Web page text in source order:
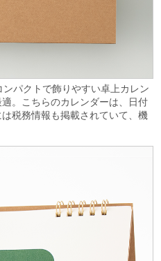
パクトで飾りやすい卓上カレン
。こちらのカレンダーは、日付
税務情報も掲載されていて、機